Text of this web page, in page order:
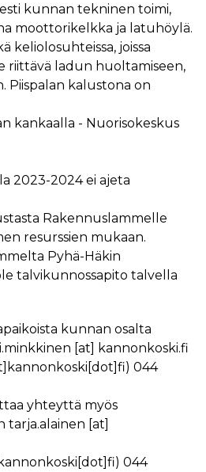
kunnan tekninen toimi,
moottorikelkka ja latuhöylä.
keliolosuhteissa, joissa
riittävä ladun huoltamiseen,
Piispalan kalustona on
kankaalla - Nuorisokeskus
2023-2024 ei ajeta
Rakennuslammelle
resurssien mukaan.
Pyhä-Häkin
talvikunnossapito talvella
kunnan osalta
[at] kannonkoski.fi
044
yhteyttä myös
tarja.alainen [at]
044